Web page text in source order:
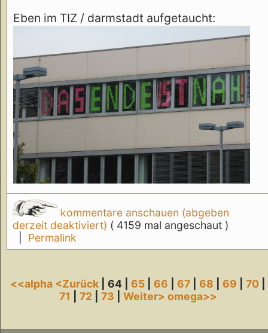
Eben im TIZ / darmstadt aufgetaucht:
kommentare anschauen (abgeben
derzeit deaktiviert) ( 4159 mal angeschaut )
Permalink
<<alpha <Zurück | 64 | 65 66 67 68 69 |70
71
72 73 Weiter> omega>>